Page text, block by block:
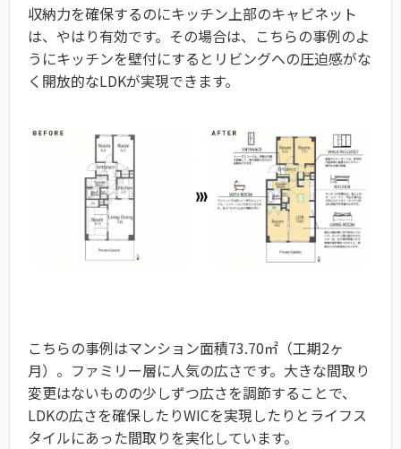
収納力を確保するのにキッチン上部のキャビネット
は、やはり有効です。その場合は、こちらの事例のよ
うにキッチンを壁付にするとリビングへの圧迫感がな
く開放的なLDKが実現できます。
こちらの事例はマンション面積73.70㎡（工期2ヶ
月）。ファミリー層に人気の広さです。大きな間取り
変更はないものの少しずつ広さを調節することで、
LDKの広さを確保したりWICを実現したりとライフス
タイルにあった間取りを実化しています。